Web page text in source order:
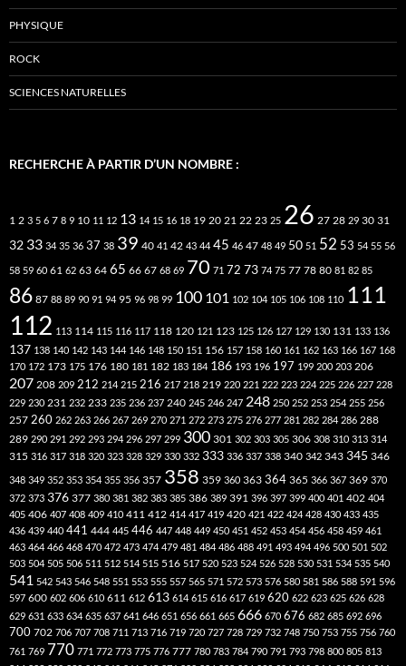
PHYSIQUE
ROCK
SCIENCES NATURELLES
RECHERCHE À PARTIR D’UN NOMBRE :
1 2 3 5 6 7 8 9 10 11 12 13 14 15 16 18 19 20 21 22 23 25 26 27 28 29 30 31
32 33 34 35 36 37 38 39 40 41 42 43 44 45 46 47 48 49 50 51 52 53 54 55 56
58 59 60 61 62 63 64 65 66 67 68 69 70 71 72 73 74 75 77 78 80 81 82 85
86 87 88 89 90 91 94 95 96 98 99 100 101 102 104 105 106 108 110 111
112 113 114 115 116 117 118 120 121 123 125 126 127 129 130 131 133 136
137 138 140 142 143 144 146 148 150 151 156 157 158 160 161 162 163 166 167 168
170 172 173 175 176 180 181 182 183 184 186 193 196 197 199 200 203 206
207 208 209 212 214 215 216 217 218 219 220 221 222 223 224 225 226 227 228
229 230 231 232 233 235 236 237 240 245 246 247 248 250 252 253 254 255 256
257 260 262 263 266 267 269 270 271 272 273 275 276 277 281 282 284 286 288
289 290 291 292 293 294 296 297 299 300 301 302 303 305 306 308 310 313 314
315 316 317 318 320 323 328 329 330 332 333 336 337 338 340 342 343 345 346
348 349 352 353 354 355 356 357 358 359 360 363 364 365 366 367 369 370
372 373 376 377 380 381 382 383 385 386 389 391 396 397 399 400 401 402 404
405 406 407 408 409 410 411 412 414 417 419 420 421 422 424 428 430 433 435
436 439 440 441 444 445 446 447 448 449 450 451 452 453 454 456 458 459 461
463 464 466 468 470 472 473 474 479 481 484 486 488 491 493 494 496 500 501 502
503 504 505 506 511 512 514 515 516 517 520 523 524 526 528 530 531 534 535 540
541 542 543 546 548 551 553 555 557 565 571 572 573 576 580 581 586 588 591 596
597 600 602 606 610 611 612 613 614 615 616 617 619 620 622 623 625 626 628
629 631 633 634 635 637 641 646 651 656 661 665 666 670 676 682 685 692 696
700 702 706 707 708 711 713 716 719 720 727 728 729 732 748 750 753 755 756 760
761 769 770 771 772 773 775 776 777 780 783 784 790 791 793 798 800 805 813